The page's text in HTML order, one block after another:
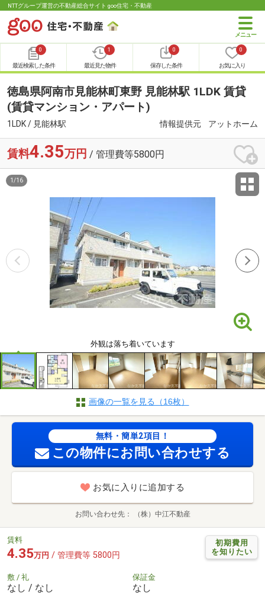
NTTグループ運営の不動産総合サイト goo住宅・不動産
0
最近検索した条件
1
最近見た物件
0
保存した条件
0
お気に入り
徳島県阿南市見能林町東野 見能林駅 1LDK 賃貸
(賃貸マンション・アパート)
1LDK / 見能林駅 情報提供元 アットホーム
賃料4.35万円 / 管理費等5800円
外観は落ち着いています
1 /16
画像の一覧を見る（16枚）
無料・簡単2項目！
この物件にお問い合わせする
お気に入りに追加する
お問い合わせ先 （株）中江不動産
初期費用
を知りたい
賃料
4.35万円 / 管理費等 5800円
敷 / 礼
なし / なし
保証金
なし